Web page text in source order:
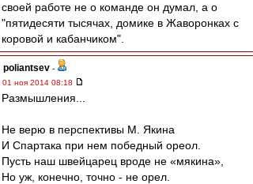
своей работе не о команде он думал, а о
"пятидесяти тысячах, домике в Жаворонках с
коровой и кабанчиком".
poliantsev -
01 ноя 2014 08:18
Размышления...
Не верю в перспективы М. Якина
И Спартака при нем победный ореол.
Пусть наш швейцарец вроде не «мякина»,
Но уж, конечно, точно - не орел.